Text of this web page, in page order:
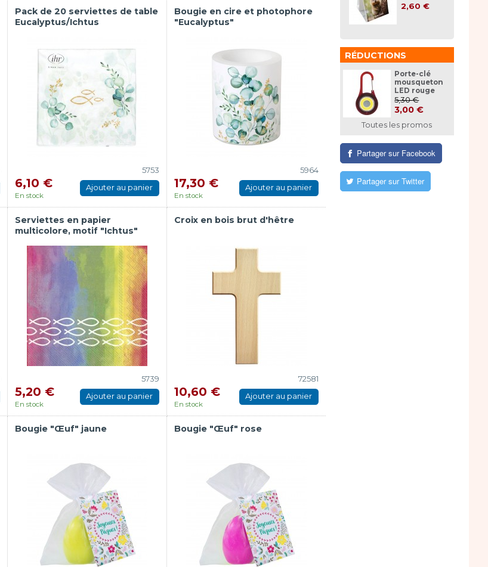
Pack de 20 serviettes de table
Eucalyptus/Ichtus
5753
6,10 €
En stock
Ajouter au panier
Bougie en cire et photophore
"Eucalyptus"
5964
17,30 €
En stock
Ajouter au panier
Serviettes en papier
multicolore, motif "Ichtus"
5739
5,20 €
En stock
Ajouter au panier
Croix en bois brut d'hêtre
72581
10,60 €
En stock
Ajouter au panier
Bougie "Œuf" jaune Bougie "Œuf" rose
2,60 €
RÉDUCTIONS
Porte-clé
mousqueton
LED rouge
5,30 €
3,00 €
Toutes les promos
Partager sur Facebook
Partager sur Twitter